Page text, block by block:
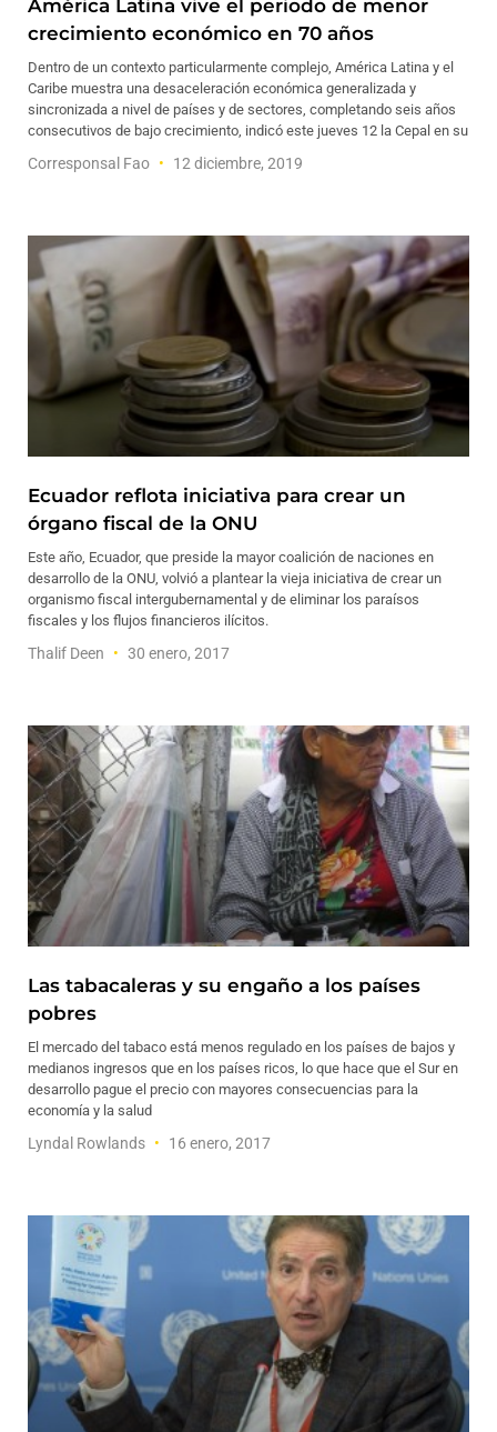
América Latina vive el periodo de menor
crecimiento económico en 70 años
Dentro de un contexto particularmente complejo, América Latina y el
Caribe muestra una desaceleración económica generalizada y
sincronizada a nivel de países y de sectores, completando seis años
consecutivos de bajo crecimiento, indicó este jueves 12 la Cepal en su
Corresponsal Fao 12 diciembre, 2019
Ecuador reflota iniciativa para crear un
órgano fiscal de la ONU
Este año, Ecuador, que preside la mayor coalición de naciones en
desarrollo de la ONU, volvió a plantear la vieja iniciativa de crear un
organismo fiscal intergubernamental y de eliminar los paraísos
fiscales y los flujos financieros ilícitos.
Thalif Deen 30 enero, 2017
Las tabacaleras y su engaño a los países
pobres
El mercado del tabaco está menos regulado en los países de bajos y
medianos ingresos que en los países ricos, lo que hace que el Sur en
desarrollo pague el precio con mayores consecuencias para la
economía y la salud
Lyndal Rowlands 16 enero, 2017